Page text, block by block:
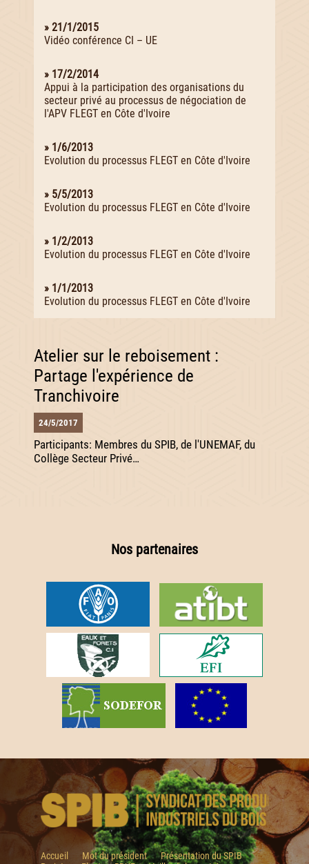
» 21/1/2015
Vidéo conférence CI – UE
» 17/2/2014
Appui à la participation des organisations du
secteur privé au processus de négociation de
l'APV FLEGT en Côte d'Ivoire
» 1/6/2013
Evolution du processus FLEGT en Côte d'Ivoire
» 5/5/2013
Evolution du processus FLEGT en Côte d'Ivoire
» 1/2/2013
Evolution du processus FLEGT en Côte d'Ivoire
» 1/1/2013
Evolution du processus FLEGT en Côte d'Ivoire
Atelier sur le reboisement :
Partage l'expérience de
Tranchivoire
24/5/2017
Participants: Membres du SPIB, de l'UNEMAF, du
Collège Secteur Privé…
Nos partenaires
Accueil Mot du président
Présentation du SPIB